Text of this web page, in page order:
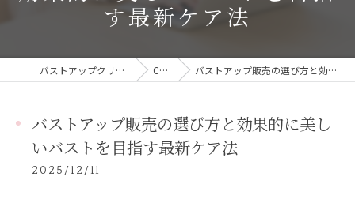
す最新ケア法
バストアップクリームならTwelve Vivid Style COLUMN バストアップ販売の選び方と効果的に美しいバストを目指す最新ケア法
バストアップ販売の選び方と効果的に美し
いバストを目指す最新ケア法
2025/12/11